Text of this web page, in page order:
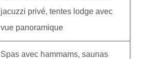
jacuzzi privé, tentes lodge avec
vue panoramique
Spas avec hammams, saunas